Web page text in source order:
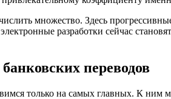
множество. Здесь
разработки сейчас
переводов
только на самых главных. К ним